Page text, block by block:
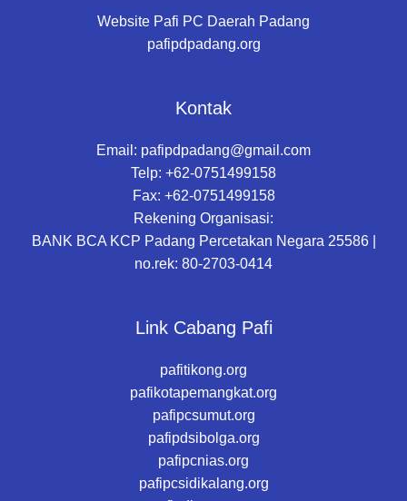
Website Pafi PC Daerah Padang
pafipdpadang.org
Kontak
Email: pafipdpadang@gmail.com
Telp: +62-0751499158
Fax: +62-0751499158
Rekening Organisasi:
BANK BCA KCP Padang Percetakan Negara 25586 |
no.rek: 80-2703-0414
Link Cabang Pafi
pafitikong.org
pafikotapemangkat.org
pafipcsumut.org
pafipdsibolga.org
pafipcnias.org
pafipcsidikalang.org